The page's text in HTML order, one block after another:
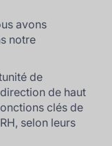
avons
notre
de
de haut
clés de
selon leurs